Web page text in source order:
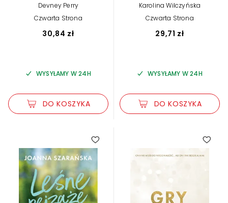
Devney Perry
Czwarta Strona
30,84 zł
WYSYŁAMY W 24H
DO KOSZYKA
Karolina Wilczyńska
Czwarta Strona
29,71 zł
WYSYŁAMY W 24H
DO KOSZYKA
3.00